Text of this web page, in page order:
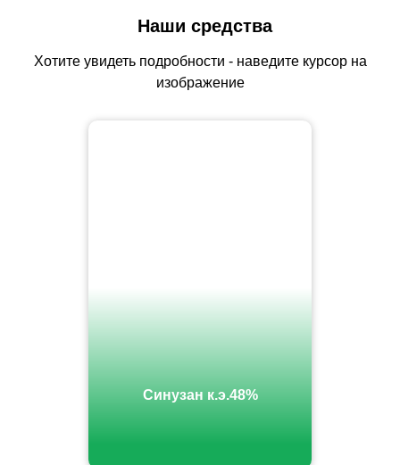
Наши средства
Хотите увидеть подробности - наведите курсор на
изображение
Синузан к.э.48%